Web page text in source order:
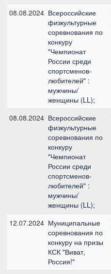
08.08.2024 Всероссийские
физкультурные
соревнования по
конкуру
"Чемпионат
России среди
спортсменов-
любителей" :
мужчины/
женщины (LL);
08.08.2024 Всероссийские
физкультурные
соревнования по
конкуру
"Чемпионат
России среди
спортсменов-
любителей" :
мужчины/
женщины (LL);
12.07.2024 Муниципальные
соревнования по
конкуру на призы
КСК "Виват,
Россия!"